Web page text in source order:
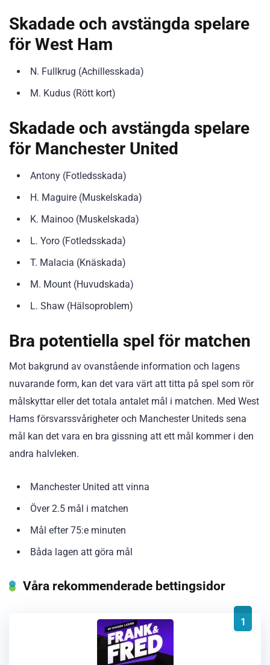
Skadade och avstängda spelare
för West Ham
N. Fullkrug (Achillesskada)
M. Kudus (Rött kort)
Skadade och avstängda spelare
för Manchester United
Antony (Fotledsskada)
H. Maguire (Muskelskada)
K. Mainoo (Muskelskada)
L. Yoro (Fotledsskada)
T. Malacia (Knäskada)
M. Mount (Huvudskada)
L. Shaw (Hälsoproblem)
Bra potentiella spel för matchen
Mot bakgrund av ovanstående information och lagens
nuvarande form, kan det vara värt att titta på spel som rör
målskyttar eller det totala antalet mål i matchen. Med West
Hams försvarssvårigheter och Manchester Uniteds sena
mål kan det vara en bra gissning att ett mål kommer i den
andra halvleken.
Manchester United att vinna
Över 2.5 mål i matchen
Mål efter 75:e minuten
Båda lagen att göra mål
Våra rekommenderade bettingsidor
1